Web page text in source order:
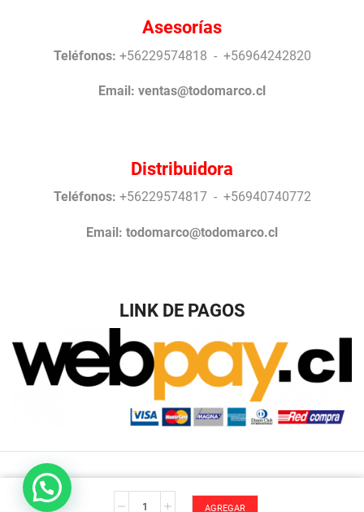
Asesorías
Teléfonos: +56229574818 - +56964242820
Email: ventas@todomarco.cl
Distribuidora
Teléfonos: +56229574817 - +56940740772
Email: todomarco@todomarco.cl
LINK DE PAGOS
Desarrollo Antonio Arrigucci © Todos los Derechos
AGREGAR